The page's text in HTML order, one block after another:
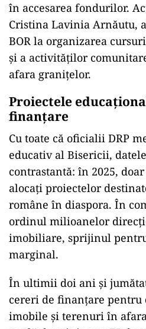
în accesarea fondurilor.
Cristina Lavinia Arnăutu,
BOR la organizarea
și a activităților
afara granițelor.
Proiectele
finanțare
Cu toate că oficialii DRP
educativ al Bisericii,
contrastantă: în 2025,
alocați proiectelor
române în diaspora. În
ordinul milioanelor
imobiliare, sprijinul
marginal.
În ultimii doi ani și
cereri de finanțare pentru
imobile și terenuri în